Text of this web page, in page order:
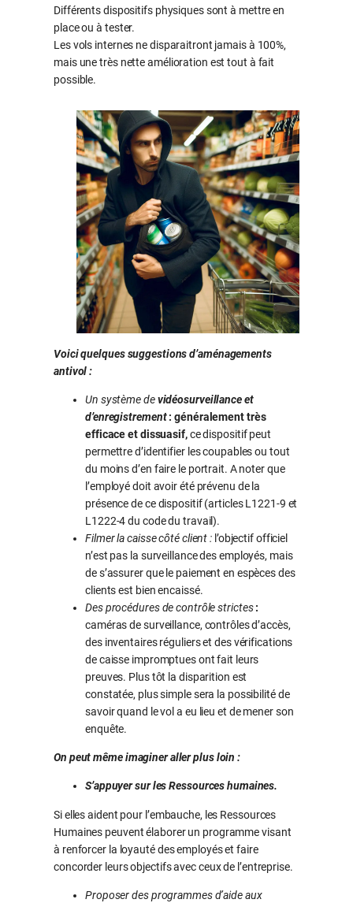
Différents dispositifs physiques sont à mettre en
place ou à tester.
Les vols internes ne disparaitront jamais à 100%,
mais une très nette amélioration est tout à fait
possible.
Voici quelques suggestions d’aménagements
antivol :
Un système devidéosurveillance et
d’enregistrement: généralement très
efficace et dissuasif,ce dispositif peut
permettre d’identifier les coupables ou tout
du moins d’en faire le portrait. A noter que
l’employé doit avoir été prévenu de la
présence de ce dispositif (articles L1221-9 et
L1222-4 du code du travail).
Filmer la caisse côté client : l’objectif officiel
n’est pas la surveillance des employés, mais
de s’assurer que le paiement en espèces des
clients est bien encaissé.
Des procédures de contrôle strictes:
caméras de surveillance, contrôles d’accès,
des inventaires réguliers et des vérifications
de caisse impromptues ont fait leurs
preuves. Plus tôt la disparition est
constatée, plus simple sera la possibilité de
savoir quand le vol a eu lieu et de mener son
enquête.
On peut même imaginer aller plus loin :
S’appuyer sur les Ressources humaines.
Si elles aident pour l’embauche, les Ressources
Humaines peuvent élaborer un programme visant
à renforcer la loyauté des employés et faire
concorder leurs objectifs avec ceux de l’entreprise.
Proposer des programmes d’aide aux